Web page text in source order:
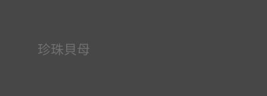
珍珠貝母